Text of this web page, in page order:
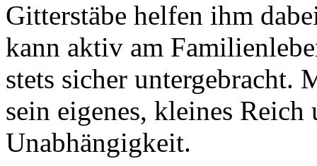
Gitterstäbe helfen ihm
kann aktiv am
stets sicher
sein eigenes, kleines
Unabhängigkeit.